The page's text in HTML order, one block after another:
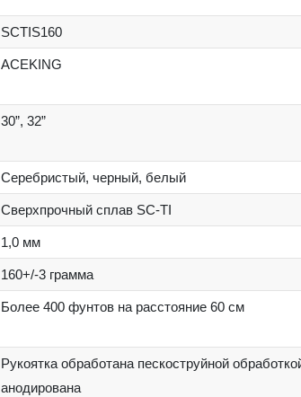
SCTIS160
ACEKING
30”, 32”
Серебристый, черный, белый
Сверхпрочный сплав SC-TI
1,0 мм
160+/-3 грамма
Более 400 фунтов на расстояние 60 см
Рукоятка обработана пескоструйной
анодирована